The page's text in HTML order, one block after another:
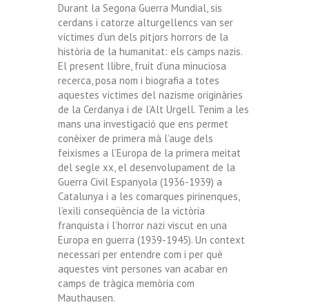
Durant la Segona Guerra Mundial, sis
cerdans i catorze alturgellencs van ser
víctimes d’un dels pitjors horrors de la
història de la humanitat: els camps nazis.
El present llibre, fruit d’una minuciosa
recerca, posa nom i biografia a totes
aquestes víctimes del nazisme originàries
de la Cerdanya i de l’Alt Urgell. Tenim a les
mans una investigació que ens permet
conèixer de primera mà l’auge dels
feixismes a l’Europa de la primera meitat
del segle xx, el desenvolupament de la
Guerra Civil Espanyola (1936-1939) a
Catalunya i a les comarques pirinenques,
l’exili conseqüència de la victòria
franquista i l’horror nazi viscut en una
Europa en guerra (1939-1945). Un context
necessari per entendre com i per què
aquestes vint persones van acabar en
camps de tràgica memòria com
Mauthausen.